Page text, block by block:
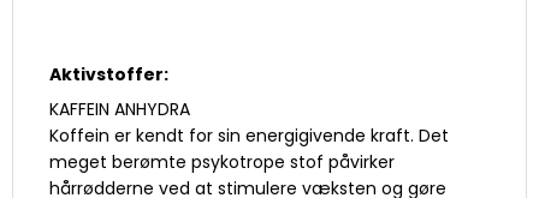
Aktivstoffer:
KAFFEIN ANHYDRA
Koffein er kendt for sin energigivende kraft. Det
meget berømte psykotrope stof påvirker
hårrødderne ved at stimulere væksten og gøre